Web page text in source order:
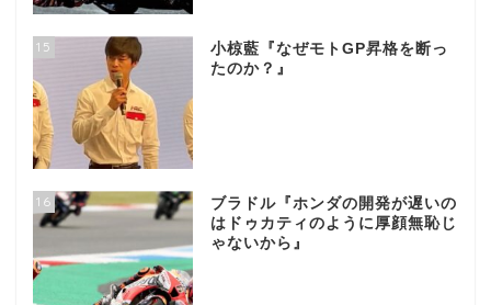
15
小椋藍『なぜモトGP昇格を断っ
たのか？』
16
ブラドル『ホンダの開発が遅いの
はドゥカティのように厚顔無恥じ
ゃないから』